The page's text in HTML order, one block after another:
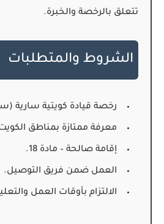
تتعلق بالرخصة والخبرة.
الشروط والمتطلبات
رخصة قيادة كويتية سارية
معرفة ممتازة بمناطق
إقامة صالحة – مادة 18.
العمل ضمن فريق التوصيل.
الالتزام بأوقات العمل